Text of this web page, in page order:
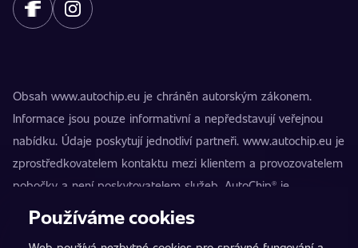
Obsah www.autochip.eu je chráněn autorským zákonem.
Informace jsou pouze informativní a nepředstavují veřejnou
nabídku. Údaje poskytují jednotliví partneři. www.autochip.eu je
zprostředkovatelem kontaktu mezi klientem a provozovatelem
pobočky a není poskytovatelem služeb. AutoChip® je
registrovaná ochranná známka Petra Kučery. Úpravy, které
Používáme cookies